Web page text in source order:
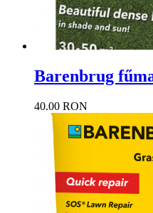
Barenbrug
40.00 RON